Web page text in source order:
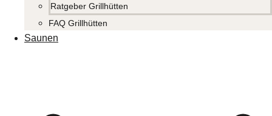
Ratgeber Grillhütten
FAQ Grillhütten
Saunen